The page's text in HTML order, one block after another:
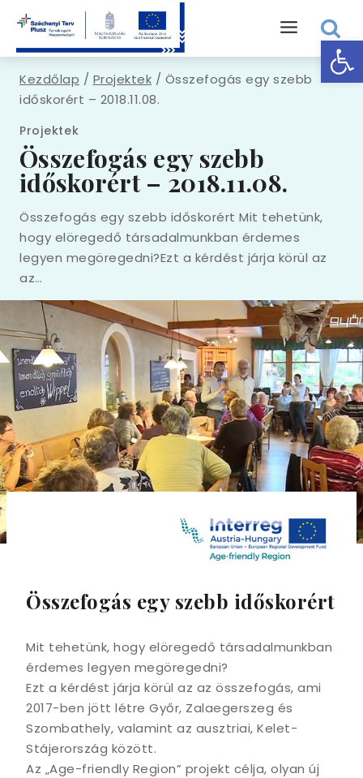
content
Kezdőlap / Projektek / Összefogás egy szebb
időskorért – 2018.11.08.
Projektek
Összefogás egy szebb
időskorért – 2018.11.08.
Összefogás egy szebb időskorért Mit tehetünk,
hogy elöregedő társadalmunkban érdemes
legyen megöregedni?Ezt a kérdést járja körül az
az…
Összefogás egy szebb időskorért
Mit tehetünk, hogy elöregedő társadalmunkban
érdemes legyen megöregedni?
Ezt a kérdést járja körül az az összefogás, ami
2017-ben jött létre Győr, Zalaegerszeg és
Szombathely, valamint az ausztriai, Kelet-
Stájerország között.
Az „Age-friendly Region” projekt célja, olyan új